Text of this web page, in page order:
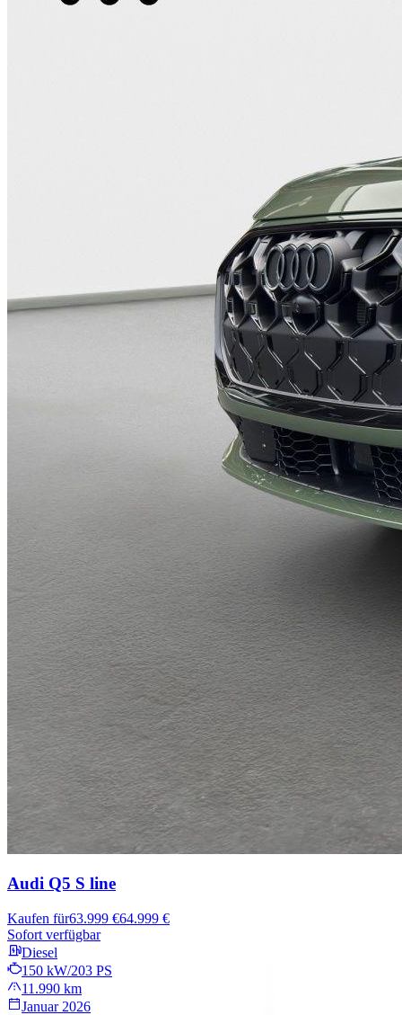
Audi Q5 S line
Kaufen für63.999 €64.999 €
Sofort verfügbar
Diesel
150 kW/203 PS
11.990 km
Januar 2026